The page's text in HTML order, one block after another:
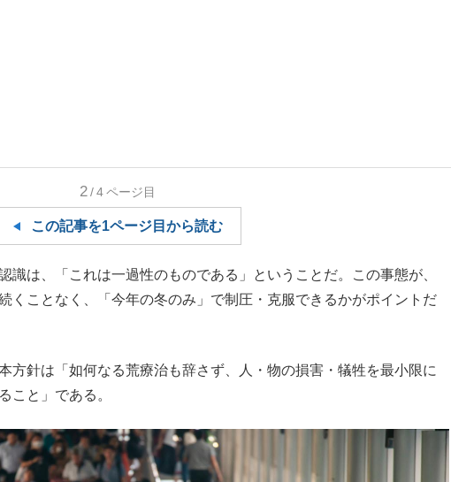
サッカー日本代表・森保一監督...
もっと見る
2/4ページ目
この記事を1ページ目から読む
は、「これは一過性のものである」ということだ。この事態が、
くことなく、「今年の冬のみ」で制圧・克服できるかがポイントだ
針は「如何なる荒療治も辞さず、人・物の損害・犠牲を最小限に
こと」である。